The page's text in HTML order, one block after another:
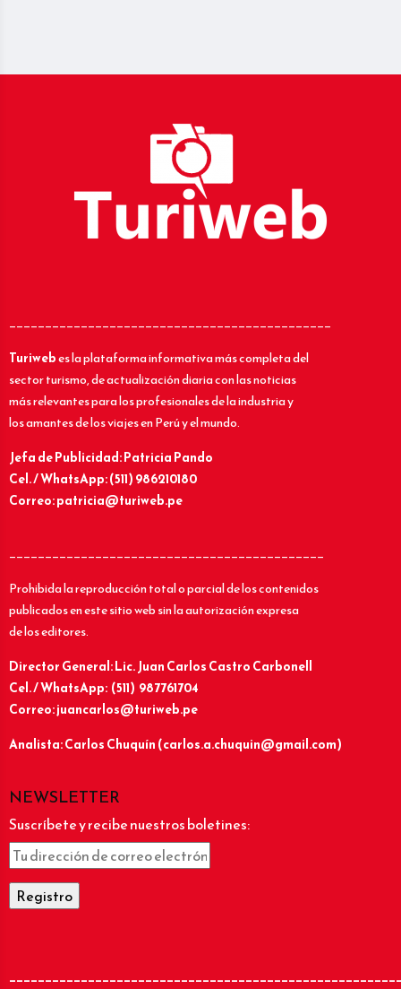
_____________________________________________
Turiwebes la plataforma informativa más completa del
sector turismo, de actualización diaria con las noticias
más relevantes para los profesionales de la industria y
los amantes de los viajes en Perú y el mundo.
Jefa de Publicidad: Patricia Pando
Cel. / WhatsApp: (511) 986210180
Correo: patricia@turiweb.pe
____________________________________________
Prohibida la reproducción total o parcial de los contenidos
publicados en este sitio web sin la autorización expresa
de los editores.
Director General: Lic.Juan Carlos Castro Carbonell
Cel. / WhatsApp: (511) 987761704
Correo: juancarlos@turiweb.pe
Analista: Carlos Chuquín (carlos.a.chuquin@gmail.com)
NEWSLETTER
Suscríbete y recibe nuestros boletines: